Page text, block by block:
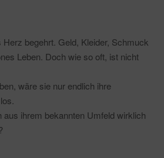
begehrt. Geld, Kleider, Schmuck
Leben. Doch wie so oft, ist nicht
wäre sie nur endlich ihre
ihrem bekannten Umfeld wirklich